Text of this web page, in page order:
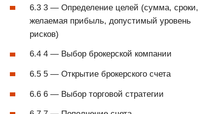
6.3 3 — Определение целей (сумма, сроки,
желаемая прибыль, допустимый уровень
рисков)
6.4 4 — Выбор брокерской компании
6.5 5 — Открытие брокерского счета
6.6 6 — Выбор торговой стратегии